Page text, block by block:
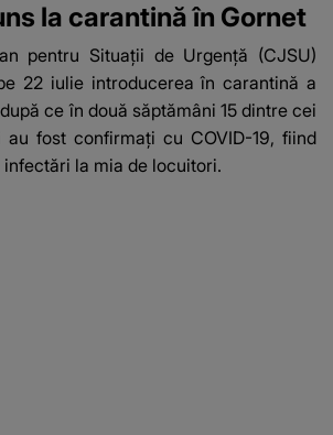
la carantină în Gornet
pentru Situaţii de Urgenţă (CJSU)
22 iulie introducerea în carantină a
ce în două săptămâni 15 dintre cei
fost confirmaţi cu COVID-19, fiind
la mia de locuitori.